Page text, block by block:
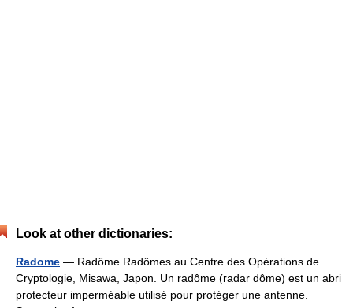
Look at other dictionaries:
Radome — Radôme Radômes au Centre des Opérations de
Cryptologie, Misawa, Japon. Un radôme (radar dôme) est un abri
protecteur imperméable utilisé pour protéger une antenne.